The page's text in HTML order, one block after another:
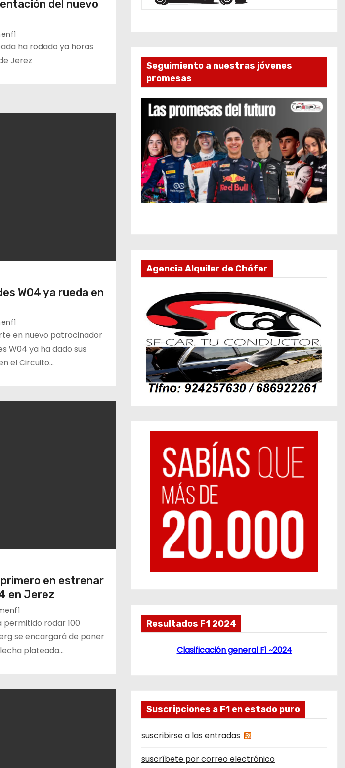
del nuevo
ha rodado ya horas
Jerez
W04 ya rueda en
en nuevo patrocinador
W04 ya ha dado sus
el Circuito…
en estrenar
en Jerez
permitido rodar 100
se encargará de poner
plateada…
Seguimiento a nuestras jóvenes
promesas
Agencia Alquiler de Chófer
Resultados F1 2024
Clasificación general F1 ~2024
Suscripciones a F1 en estado puro
suscribirse a las entradas
suscríbete por correo electrónico